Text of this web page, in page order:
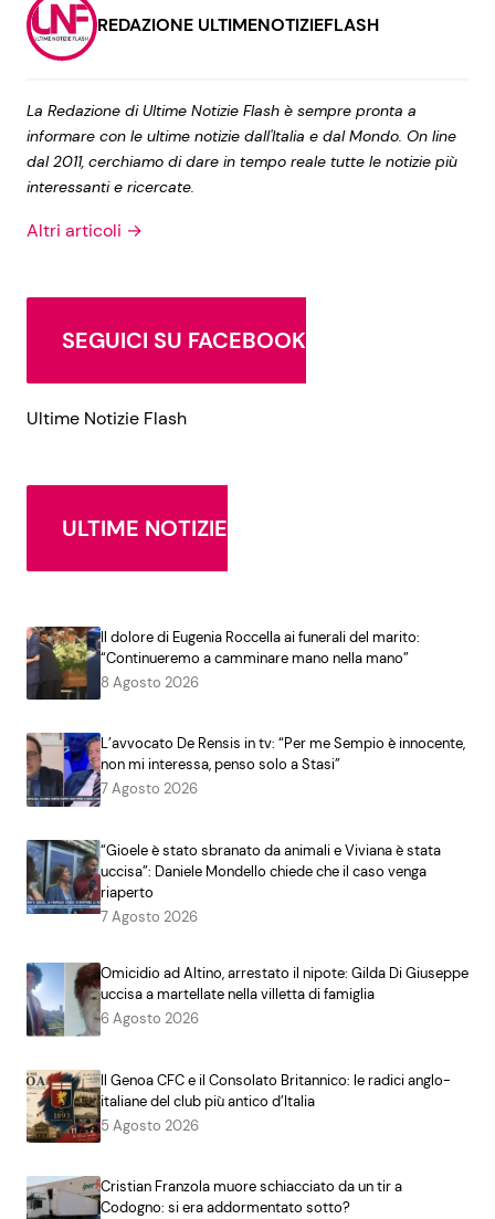
REDAZIONE ULTIMENOTIZIEFLASH
La Redazione di Ultime Notizie Flash è sempre pronta a
informare con le ultime notizie dall'Italia e dal Mondo. On line
dal 2011, cerchiamo di dare in tempo reale tutte le notizie più
interessanti e ricercate.
Altri articoli →
SEGUICI SU FACEBOOK
Ultime Notizie Flash
ULTIME NOTIZIE
Il dolore di Eugenia Roccella ai funerali del marito:
“Continueremo a camminare mano nella mano”
8 Agosto 2026
L’avvocato De Rensis in tv: “Per me Sempio è innocente,
non mi interessa, penso solo a Stasi”
7 Agosto 2026
“Gioele è stato sbranato da animali e Viviana è stata
uccisa”: Daniele Mondello chiede che il caso venga
riaperto
7 Agosto 2026
Omicidio ad Altino, arrestato il nipote: Gilda Di Giuseppe
uccisa a martellate nella villetta di famiglia
6 Agosto 2026
Il Genoa CFC e il Consolato Britannico: le radici anglo-
italiane del club più antico d’Italia
5 Agosto 2026
Cristian Franzola muore schiacciato da un tir a
Codogno: si era addormentato sotto?